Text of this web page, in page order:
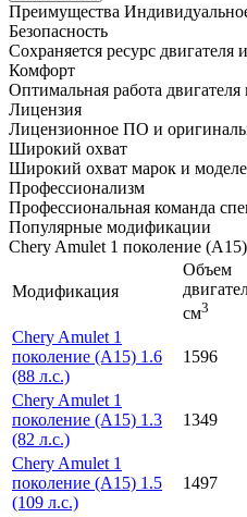
Преимущества
Безопасность
Сохраняется ресурс
Комфорт
Оптимальная работа
Лицензия
Лицензионное ПО и
Широкий охват
Широкий охват марок и
Профессионализм
Профессиональная команда
Популярные модификации
Chery Amulet 1 поколение
Модификация
Объем
см3
Chery Amulet 1
поколение (A15) 1.6
(88 л.с.)
1596
Chery Amulet 1
поколение (A15) 1.3
(82 л.с.)
1349
Chery Amulet 1
поколение (A15) 1.5
(109 л.с.)
1497